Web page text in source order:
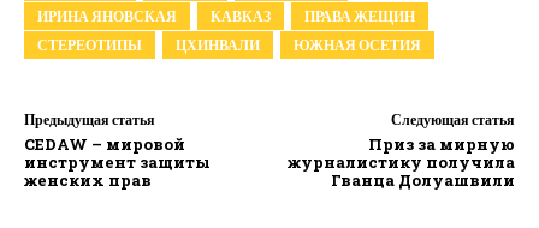
ИРИНА ЯНОВСКАЯ
КАВКАЗ
ПРАВА ЖЕЩИН
СТЕРЕОТИПЫ
ЦХИНВАЛИ ЮЖНАЯ ОСЕТИЯ
Предыдущая статья
CEDAW – мировой
инструмент защиты
женских прав
Следующая статья
Приз за мирную
журналистику получила
Гванца Долуашвили